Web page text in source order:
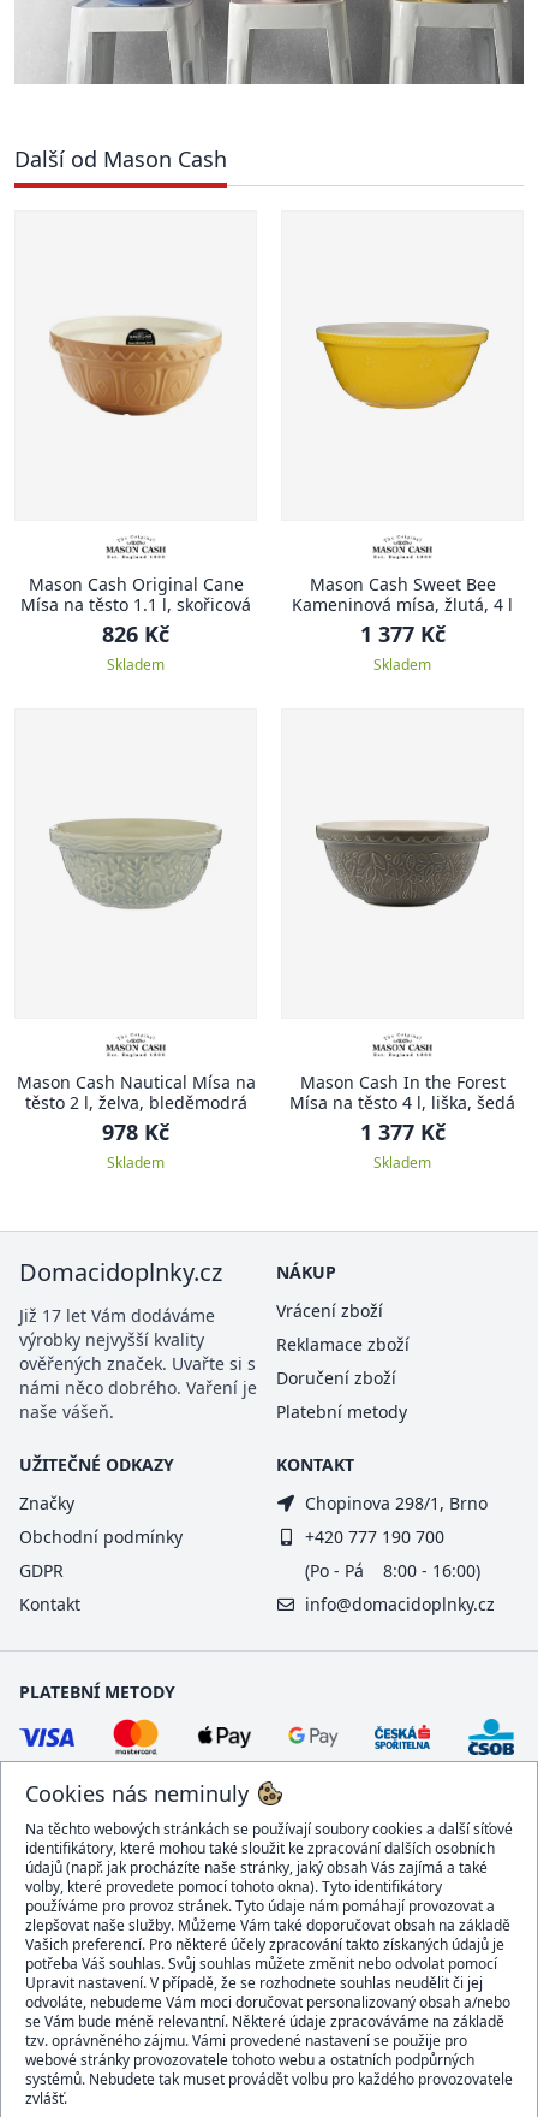
Další od Mason Cash
Mason Cash Original Cane
Mísa na těsto 1.1 l, skořicová
826 Kč
Skladem
Mason Cash Sweet Bee
Kameninová mísa, žlutá, 4 l
1 377 Kč
Skladem
Mason Cash Nautical Mísa na
těsto 2 l, želva, bleděmodrá
978 Kč
Skladem
Mason Cash In the Forest
Mísa na těsto 4 l, liška, šedá
1 377 Kč
Skladem
Cookies nás neminuly
Na těchto webových stránkách se používají soubory cookies a další síťové
identifikátory, které mohou také sloužit ke zpracování dalších osobních
údajů (např. jak procházíte naše stránky, jaký obsah Vás zajímá a také
volby, které provedete pomocí tohoto okna). Tyto identifikátory
používáme pro provoz stránek. Tyto údaje nám pomáhají provozovat a
zlepšovat naše služby. Můžeme Vám také doporučovat obsah na základě
Vašich preferencí. Pro některé účely zpracování takto získaných údajů je
potřeba Váš souhlas. Svůj souhlas můžete změnit nebo odvolat pomocí
Upravit nastavení. V případě, že se rozhodnete souhlas neudělit či jej
odvoláte, nebudeme Vám moci doručovat personalizovaný obsah a/nebo
se Vám bude méně relevantní. Některé údaje zpracováváme na základě
tzv. oprávněného zájmu. Vámi provedené nastavení se použije pro
webové stránky provozovatele tohoto webu a ostatních podpůrných
systémů. Nebudete tak muset provádět volbu pro každého provozovatele
zvlášť.
Domacidoplnky.cz
Již 17 let Vám dodáváme
výrobky nejvyšší kvality
ověřených značek. Uvařte si s
námi něco dobrého. Vaření je
naše vášeň.
NÁKUP
Vrácení zboží
Reklamace zboží
Doručení zboží
Platební metody
UŽITEČNÉ ODKAZY
Značky
Obchodní podmínky
GDPR
Kontakt
KONTAKT
Chopinova 298/1, Brno
+420 777 190 700
(Po - Pá 8:00 - 16:00)
info@domacidoplnky.cz
PLATEBNÍ METODY
DOPRAVCI
BEZPEČNÝ OBCHOD